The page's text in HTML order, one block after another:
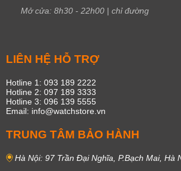
Mở cửa: 8h30 - 22h00 | chỉ đường
LIÊN HỆ HỖ TRỢ
Hotline 1: 093 189 2222
Hotline 2: 097 189 3333
Hotline 3: 096 139 5555
Email: info@watchstore.vn
TRUNG TÂM BẢO HÀNH
Hà Nội: 97 Trần Đại Nghĩa, P.Bạch Mai, Hà